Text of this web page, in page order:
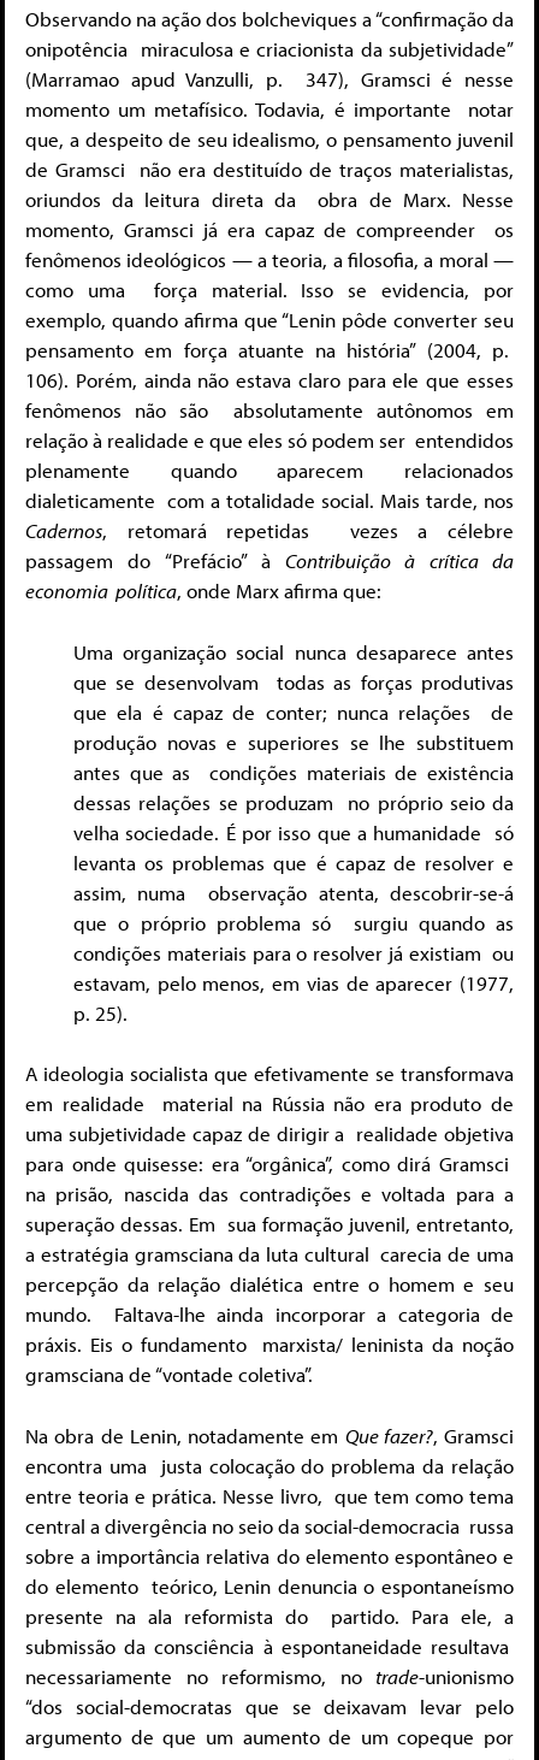
Observando na ação dos bolcheviques a “confirmação da
onipotência miraculosa e criacionista da subjetividade”
(Marramao apud Vanzulli, p.347), Gramsci é nesse
momento um metafísico. Todavia, é importante notar
que, a despeito de seu idealismo, o pensamento juvenil
de Gramsci não era destituído de traços materialistas,
oriundos da leitura direta daobra de Marx. Nesse
momento, Gramsci já era capaz de compreender os
fenômenos ideológicos — a teoria, a filosofia, a moral —
como uma força material. Isso se evidencia, por
exemplo, quando afirma que “Lenin pôde converter seu
pensamento em força atuante na história” (2004, p.
106). Porém, ainda não estava claro para ele que esses
fenômenos não sãoabsolutamente autônomos em
relação à realidade e que eles só podem ser entendidos
plenamente quando aparecem relacionados
dialeticamente com a totalidade social. Mais tarde, nos
Cadernos, retomará repetidas vezes a célebre
passagem do “Prefácio” àContribuição à crítica da
economia política, onde Marx afirma que:
Uma organização social nunca desaparece antes
que se desenvolvam todas as forças produtivas
que ela é capaz de conter; nunca relações de
produção novas e superiores se lhe substituem
antes que as condições materiais de existência
dessas relações se produzam no próprio seio da
velha sociedade. É por isso que a humanidade só
levanta os problemas que é capaz de resolver e
assim, numaobservação atenta, descobrir-se-á
que o próprio problema só surgiu quando as
condições materiais para o resolver já existiam ou
estavam, pelo menos, em vias de aparecer (1977,
p. 25).
A ideologia socialista que efetivamente se transformava
em realidade material na Rússia não era produto de
uma subjetividade capaz de dirigir a realidade objetiva
para onde quisesse: era “orgânica”, como dirá Gramsci
na prisão, nascida das contradições e voltada para a
superação dessas. Em sua formação juvenil, entretanto,
a estratégia gramsciana da luta culturalcarecia de uma
percepção da relação dialética entre o homem e seu
mundo. Faltava-lhe ainda incorporar a categoria de
práxis. Eis o fundamento marxista/ leninista da noção
gramsciana de “vontade coletiva”.
Na obra de Lenin, notadamente em Que fazer?, Gramsci
encontra uma justa colocação do problema da relação
entre teoria e prática. Nesse livro, que tem como tema
central a divergência no seio da social-democracia russa
sobre a importância relativa do elemento espontâneo e
do elemento teórico, Lenin denuncia o espontaneísmo
presente na ala reformista do partido. Para ele, a
submissão da consciência à espontaneidade resultava
necessariamente no reformismo, no trade-unionismo
“dos social-democratas que se deixavam levar pelo
argumento de que um aumento de umcopeque por